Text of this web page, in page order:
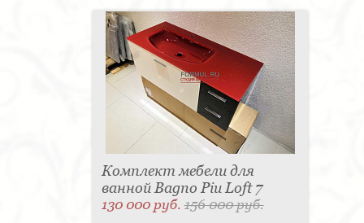
Комплект мебели для
ванной Bagno Piu Loft 7
130 000 руб.156 000 руб.